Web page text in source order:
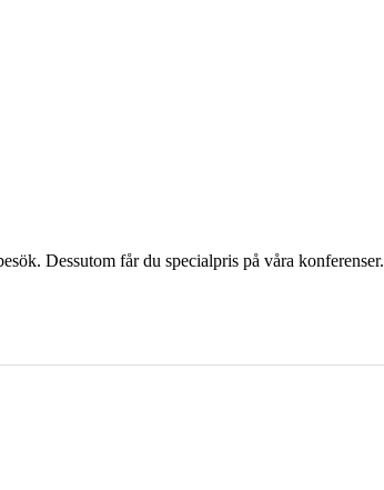
Dessutom får du specialpris på våra konferenser.